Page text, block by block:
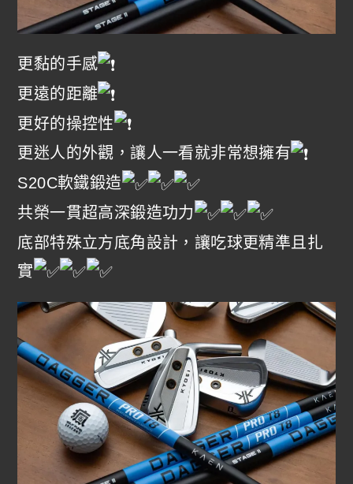
更黏的手感
更遠的距離
更好的操控性
更迷人的外觀，讓人一看就非常想擁有
S20C軟鐵鍛造
共榮一貫超高深鍛造功力
底部特殊立方底角設計，讓吃球更精準且扎
實